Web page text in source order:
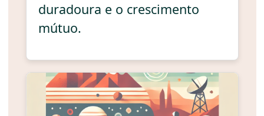
duradoura e o crescimento
mútuo.